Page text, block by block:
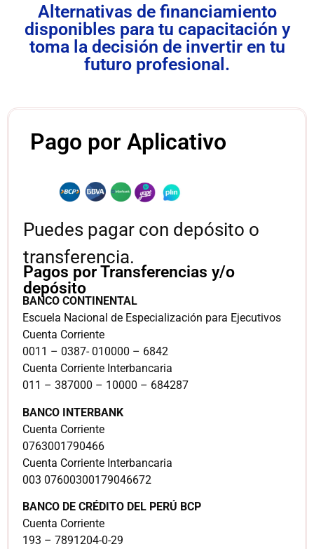
Alternativas de financiamiento
disponibles para tu capacitación y
toma la decisión de invertir en tu
futuro profesional.
Pago por Aplicativo
Puedes pagar con depósito o
transferencia.
BANCO CONTINENTAL
Escuela Nacional de Especialización para Ejecutivos
Cuenta Corriente
0011 – 0387- 010000 – 6842
Cuenta Corriente Interbancaria
011 – 387000 – 10000 – 684287
BANCO INTERBANK
Cuenta Corriente
0763001790466
Cuenta Corriente Interbancaria
003 07600300179046672
BANCO DE CRÉDITO DEL PERÚ BCP
Cuenta Corriente
193 – 7891204-0-29
Pagos por Transferencias y/o
depósito